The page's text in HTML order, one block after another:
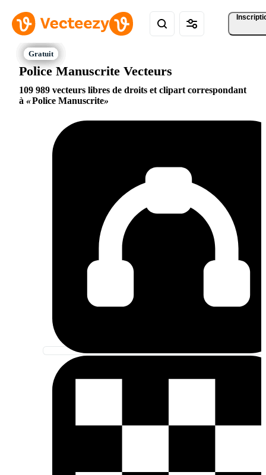
Police Manuscrite Vecteurs
109 989 vecteurs libres de droits et clipart correspondant
à
Police Manuscrite